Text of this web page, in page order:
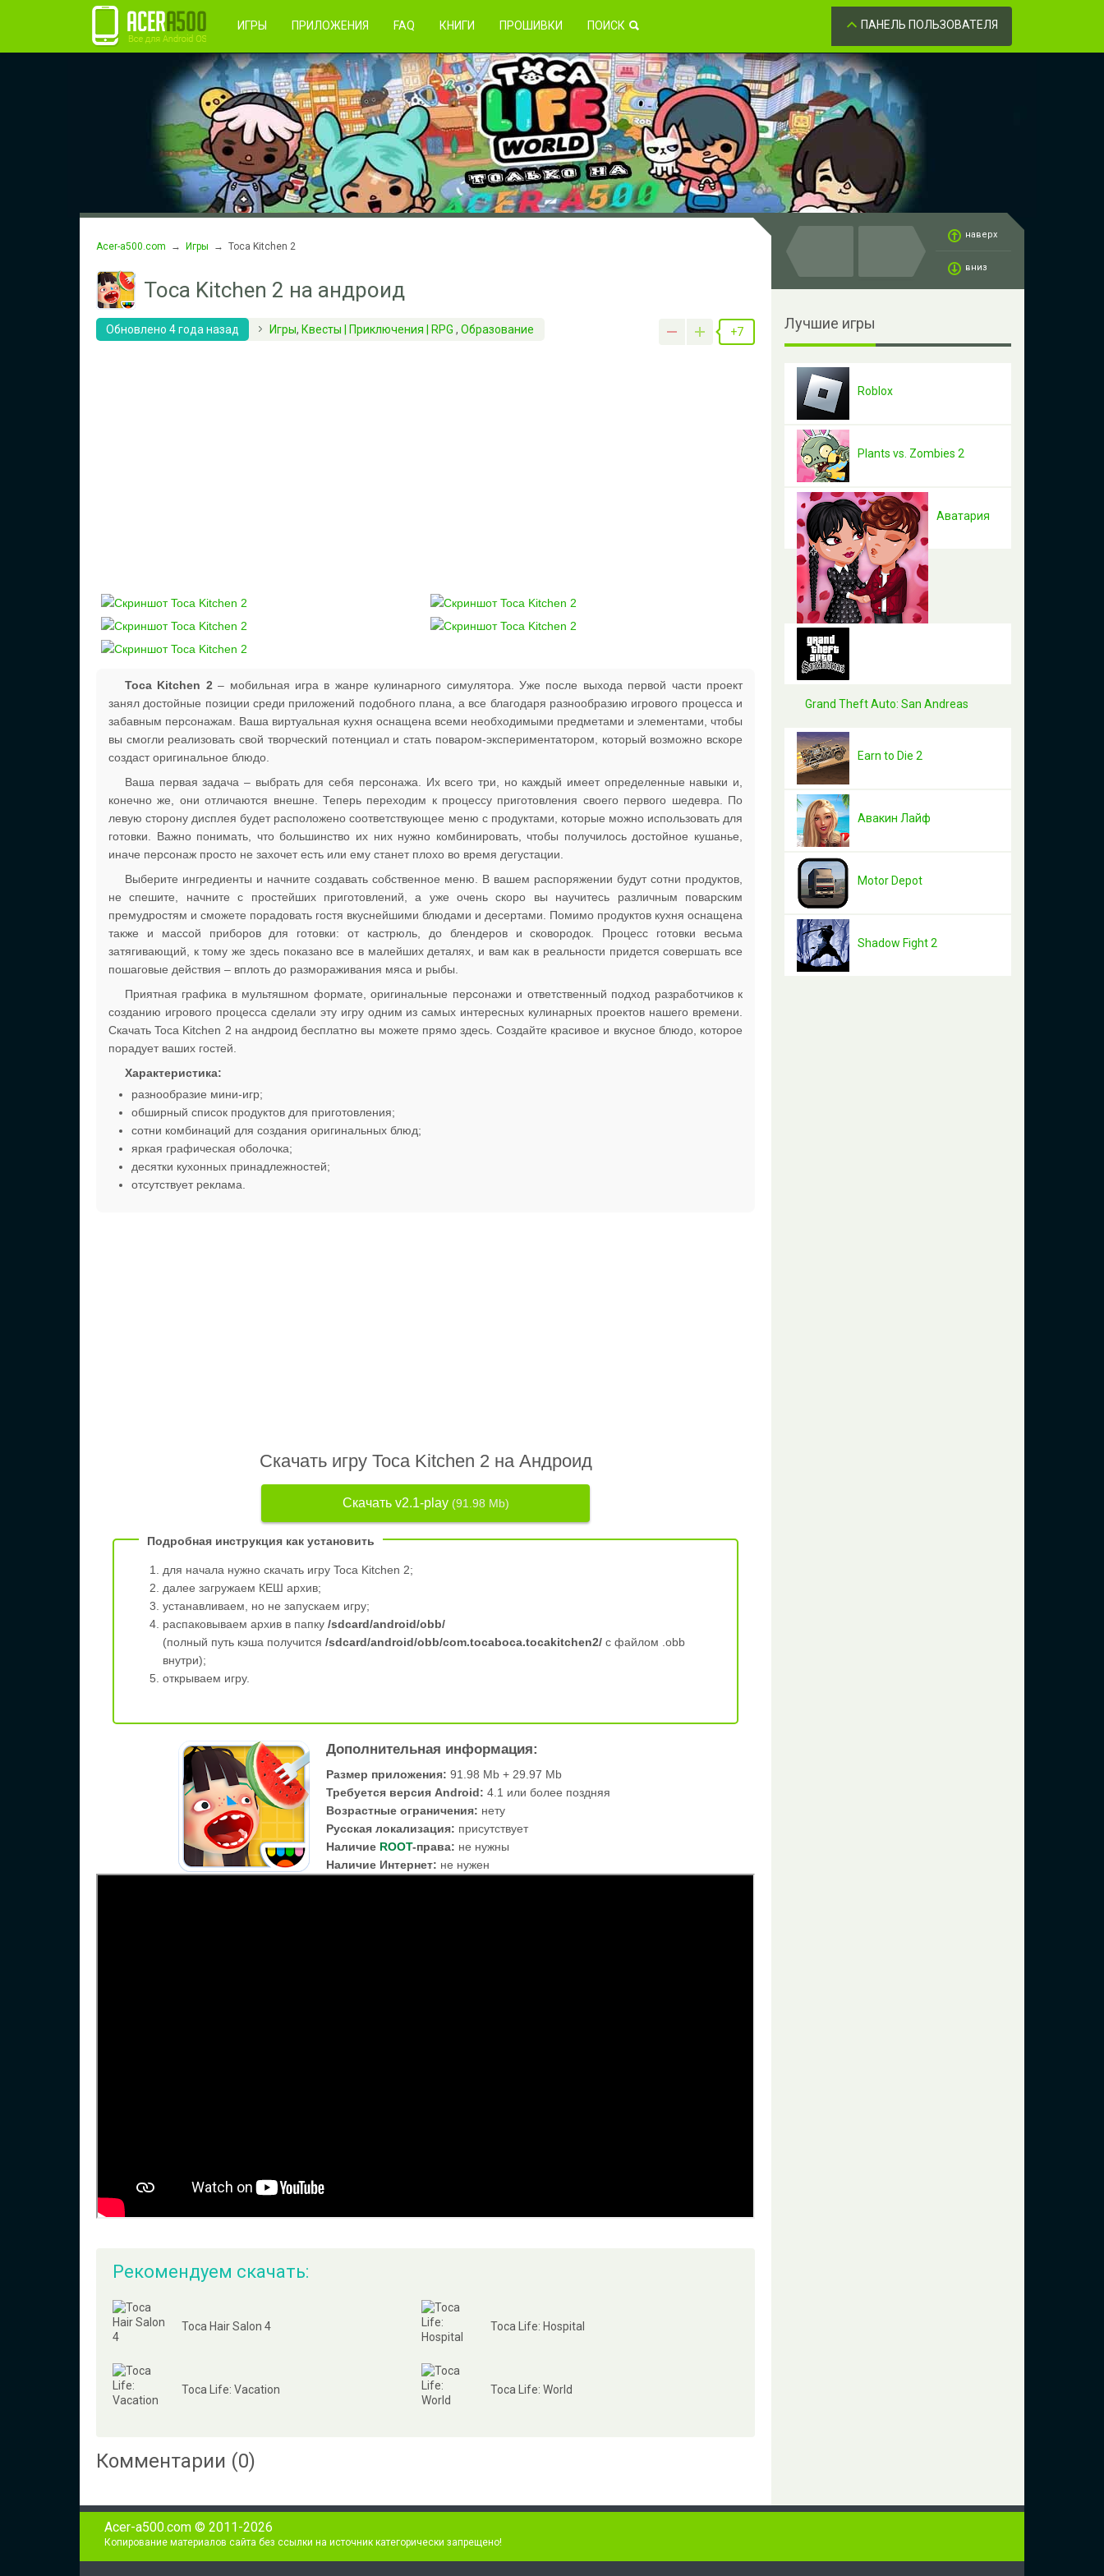
Регистрация Правила пользования Возникли проблемы? Забыли пароль?
ПАНЕЛЬ ПОЛЬЗОВАТЕЛЯ
ИГРЫ ПРИЛОЖЕНИЯ FAQ КНИГИ ПРОШИВКИ ПОИСК
Acer-a500.com → Игры → Toca Kitchen 2
Toca Kitchen 2 на андроид
Обновлено 4 года назад Игры, Квесты | Приключения | RPG , Образование +7
Toca Kitchen 2 – мобильная игра в жанре кулинарного симулятора. Уже после выхода первой части проект
занял достойные позиции среди приложений подобного плана, а все благодаря разнообразию игрового процесса и
забавным персонажам. Ваша виртуальная кухня оснащена всеми необходимыми предметами и элементами, чтобы
вы смогли реализовать свой творческий потенциал и стать поваром-экспериментатором, который возможно вскоре
создаст оригинальное блюдо.
Ваша первая задача – выбрать для себя персонажа. Их всего три, но каждый имеет определенные навыки и,
конечно же, они отличаются внешне. Теперь переходим к процессу приготовления своего первого шедевра. По
левую сторону дисплея будет расположено соответствующее меню с продуктами, которые можно использовать для
готовки. Важно понимать, что большинство их них нужно комбинировать, чтобы получилось достойное кушанье,
иначе персонаж просто не захочет есть или ему станет плохо во время дегустации.
Выберите ингредиенты и начните создавать собственное меню. В вашем распоряжении будут сотни продуктов,
не спешите, начните с простейших приготовлений, а уже очень скоро вы научитесь различным поварским
премудростям и сможете порадовать гостя вкуснейшими блюдами и десертами. Помимо продуктов кухня оснащена
также и массой приборов для готовки: от кастрюль, до блендеров и сковородок. Процесс готовки весьма
затягивающий, к тому же здесь показано все в малейших деталях, и вам как в реальности придется совершать все
пошаговые действия – вплоть до размораживания мяса и рыбы.
Приятная графика в мультяшном формате, оригинальные персонажи и ответственный подход разработчиков к
созданию игрового процесса сделали эту игру одним из самых интересных кулинарных проектов нашего времени.
Скачать Toca Kitchen 2 на андроид бесплатно вы можете прямо здесь. Создайте красивое и вкусное блюдо, которое
порадует ваших гостей.
Характеристика:
разнообразие мини-игр;
обширный список продуктов для приготовления;
сотни комбинаций для создания оригинальных блюд;
яркая графическая оболочка;
десятки кухонных принадлежностей;
отсутствует реклама.
Скачать игру Toca Kitchen 2 на Андроид
Скачать v2.1-play (91.98 Mb)
Подробная инструкция как установить
для начала нужно скачать игру Toca Kitchen 2;
далее загружаем КЕШ архив;
устанавливаем, но не запускаем игру;
распаковываем архив в папку/sdcard/android/obb/
(полный путь кэша получится/sdcard/android/obb/com.tocaboca.tocakitchen2/ с файлом .obb
внутри);
открываем игру.
Дополнительная информация:
Размер приложения: 91.98 Mb + 29.97 Mb
Требуется версия Android: 4.1 или более поздняя
Возрастные ограничения: нету
Русская локализация: присутствует
Наличие ROOT-права: не нужны
Наличие Интернет: не нужен
Рекомендуем скачать:
Toca Hair Salon 4 Toca Life: Hospital
Toca Life: Vacation Toca Life: World
Комментарии (0)
наверх
вниз
Лучшие игры
Roblox
Plants vs. Zombies 2
Аватария
Grand Theft Auto: San Andreas
Earn to Die 2
Авакин Лайф
Motor Depot
Shadow Fight 2
Acer-a500.com © 2011-2026
Копирование материалов сайта без ссылки на источник категорически запрещено!